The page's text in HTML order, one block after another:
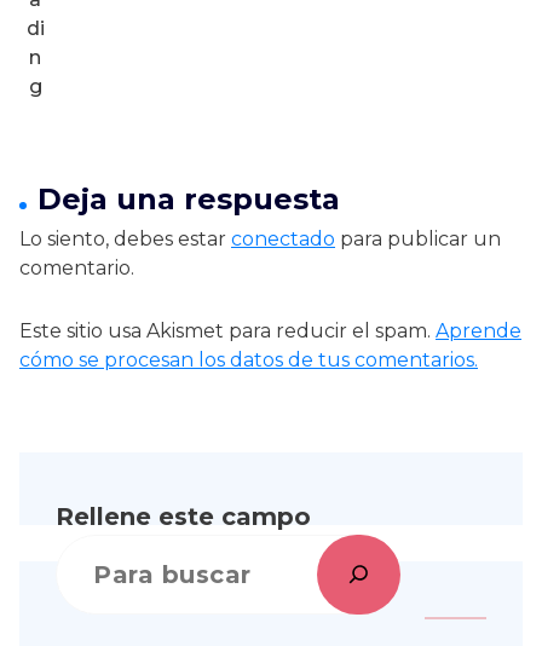
Deja una respuesta
Lo siento, debes estar conectado para publicar un
comentario.
Este sitio usa Akismet para reducir el spam. Aprende
cómo se procesan los datos de tus comentarios.
Rellene este campo